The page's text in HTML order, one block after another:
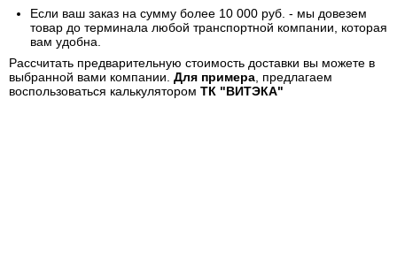
Если ваш заказ на сумму более 10 000 руб. - мы довезем
товар до терминала любой транспортной компании, которая
вам удобна.
Рассчитать предварительную стоимость доставки вы можете в
выбранной вами компании. Для примера , предлагаем
воспользоваться калькулятором ТК "ВИТЭКА"